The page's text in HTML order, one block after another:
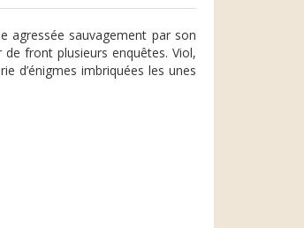
agressée sauvagement par son
front plusieurs enquêtes. Viol,
d’énigmes imbriquées les unes